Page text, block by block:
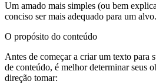
Um amado mais simples (ou bem
conciso ser mais adequado para um alvo.
O propósito do conteúdo
Antes de começar a criar um texto para
de conteúdo, é melhor determinar seus
direção tomar: